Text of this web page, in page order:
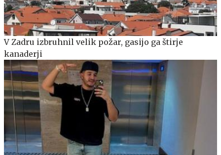
V Zadru izbruhnil velik požar, gasijo ga štirje
kanaderji